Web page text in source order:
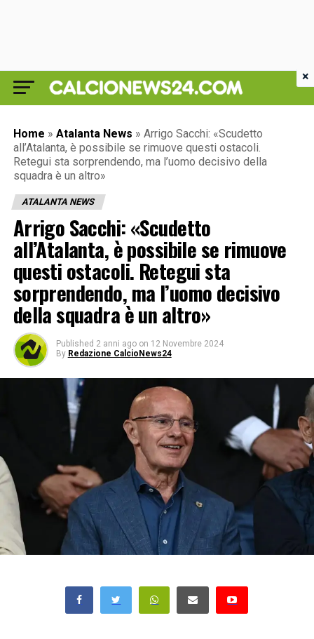
Home » Atalanta News » Arrigo Sacchi: «Scudetto
all’Atalanta, è possibile se rimuove questi ostacoli.
Retegui sta sorprendendo, ma l’uomo decisivo della
squadra è un altro»
ATALANTA NEWS
Arrigo Sacchi: «Scudetto
all’Atalanta, è possibile se rimuove
questi ostacoli. Retegui sta
sorprendendo, ma l’uomo decisivo
della squadra è un altro»
Published 2 anni ago on 12 Novembre 2024
By Redazione CalcioNews24
×